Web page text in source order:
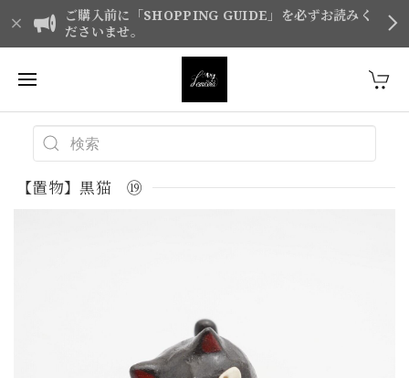
ご購入前に「SHOPPING GUIDE」を必ずお読みく
ださいませ。
【置物】黒猫 ⑲